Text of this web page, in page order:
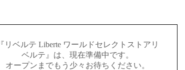
『リベルテ Liberte ワールドセレクトストアリ
ベルテ』は、現在準備中です。
オープンまでもう少々お待ちください。